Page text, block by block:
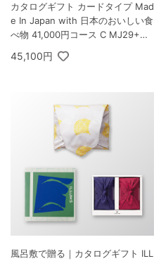
カタログギフト カードタイプ Mad
e In Japan with 日本のおいしい食
べ物 41,000円コース C MJ29+唐
45,100円
風呂敷で贈る｜カタログギフト ILL